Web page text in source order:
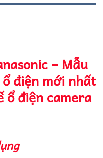
– Mẫu
điện mới nhất
ổ điện camera